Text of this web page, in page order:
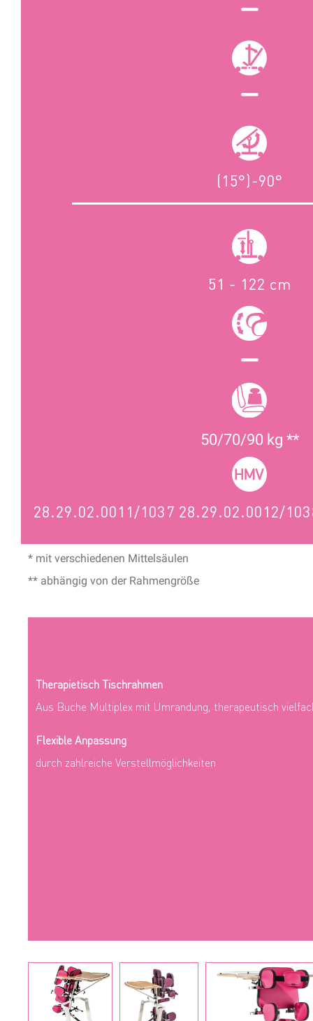
(15°)-90°
51 - 122 cm
50/70/90 kg **
28.29.02.0011/1037 28.29.02.0012/
* mit verschiedenen Mittelsäulen
** abhängig von der Rahmengröße
TherapietischTischrahmen
Aus Buche Multiplex mit Umrandung, therapeutisch
Flexible Anpassung
durch zahlreiche Verstellmöglichkeiten